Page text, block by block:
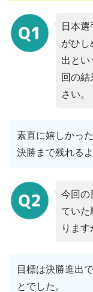
日本
がひし
出とい
回の
さい。
素直に嬉しかっ
決勝まで残れる
今回の
ていた
ります
目標は決勝進出
とでした。